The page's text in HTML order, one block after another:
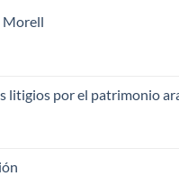
Morell
litigios por el patrimonio